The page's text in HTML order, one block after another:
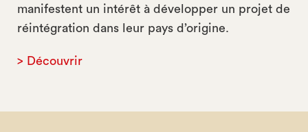
manifestent un intérêt à développer un projet de
réintégration dans leur pays d’origine.
> Découvrir